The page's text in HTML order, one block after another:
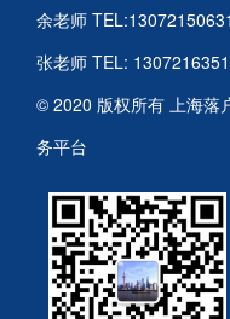
余老师
张老师 TEL:
© 2020 版权所有 上海落
务平台